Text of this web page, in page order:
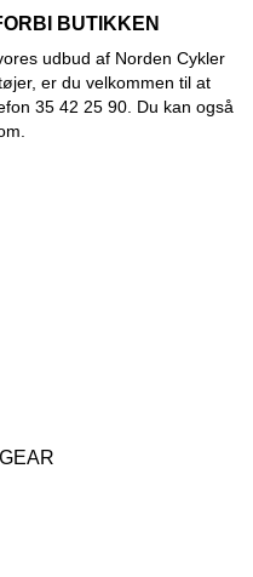
BUTIKKEN
udbud af Norden Cykler
er du velkommen til at
35 42 25 90 . Du kan også